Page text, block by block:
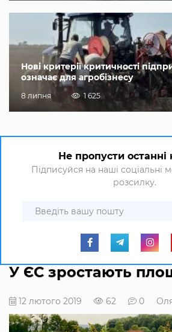
Нові критерії критичності
означає для агробізнесу
8 липня 1 625
Не пропусти останні
Підписуйся на наші соціальні
розсилку.
У ЄС зростають
12 лютого 2019 62 0